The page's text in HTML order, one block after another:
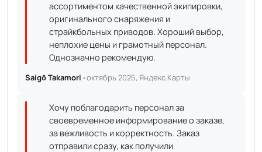
ассортиментом качественной экипировки,
оригинального снаряжения и
страйкбольных приводов. Хороший выбор,
неплохие цены и грамотный персонал.
Однозначно рекомендую.
Saigō Takamori ·октябрь 2025, Яндекс.Карты
Хочу поблагодарить персонал за
своевременное информирование о заказе,
за вежливость и корректность. Заказ
отправили сразу, как получили